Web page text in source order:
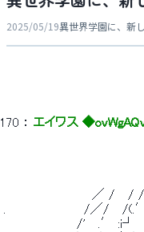
2025/05/19異世界学園に、新
170 ： エイワス
／ /　 / /　{　　　　
.　　　　 　 　 　 /／/　 /
/'　 .′ :i┘　 {　　 :ｉ　 l